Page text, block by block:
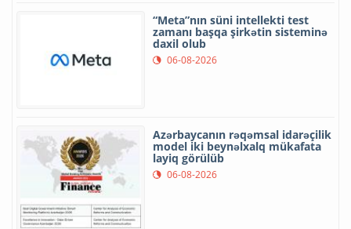
“Meta”nın süni intellekti test
zamanı başqa şirkətin sisteminə
daxil olub
06-08-2026
Azərbaycanın rəqəmsal idarəçilik
model iki beynəlxalq mükafata
layiq görülüb
06-08-2026